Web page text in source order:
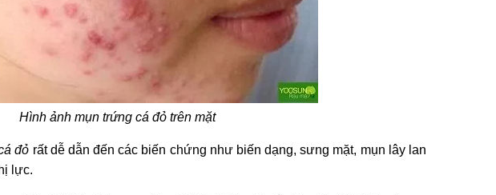
Hình ảnh mụn trứng cá đỏ trên mặt
đỏ rất dễ dẫn đến các biến chứng như biến dạng, sưng mặt, mụn lây lan
lực.